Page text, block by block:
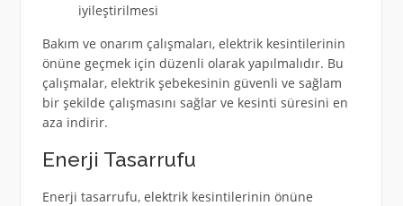
iyileştirilmesi
Bakım ve onarım çalışmaları, elektrik kesintilerinin
önüne geçmek için düzenli olarak yapılmalıdır. Bu
çalışmalar, elektrik şebekesinin güvenli ve sağlam
bir şekilde çalışmasını sağlar ve kesinti süresini en
aza indirir.
Enerji Tasarrufu
Enerji tasarrufu, elektrik kesintilerinin önüne